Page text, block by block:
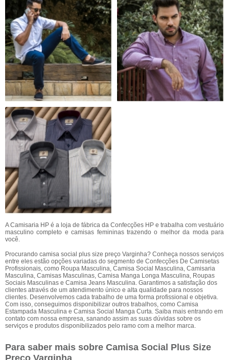
A Camisaria HP é a loja de fábrica da Confecções HP e trabalha com vestuário
masculino completo e camisas femininas trazendo o melhor da moda para
você.
Procurando camisa social plus size preço Varginha? Conheça nossos serviços
entre eles estão opções variadas do segmento de Confecções De Camisetas
Profissionais, como Roupa Masculina, Camisa Social Masculina, Camisaria
Masculina, Camisas Masculinas, Camisa Manga Longa Masculina, Roupas
Sociais Masculinas e Camisa Jeans Masculina. Garantimos a satisfação dos
clientes através de um atendimento único e alta qualidade para nossos
clientes. Desenvolvemos cada trabalho de uma forma profissional e objetiva.
Com isso, conseguimos disponibilizar outros trabalhos, como Camisa
Estampada Masculina e Camisa Social Manga Curta. Saiba mais entrando em
contato com nossa empresa, sanando assim as suas dúvidas sobre os
serviços e produtos disponibilizados pelo ramo com a melhor marca.
Para saber mais sobre Camisa Social Plus Size
Preço Varginha